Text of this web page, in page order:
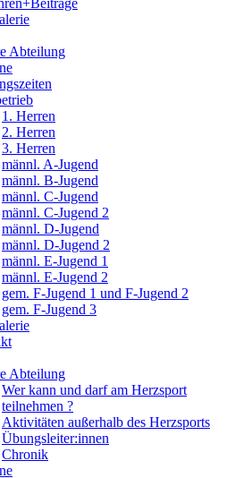
Abteilung
1. Herren
2. Herren
3. Herren
männl. A-Jugend
männl. B-Jugend
männl. C-Jugend
männl. C-Jugend 2
männl. D-Jugend
männl. D-Jugend 2
männl. E-Jugend 1
männl. E-Jugend 2
gem. F-Jugend 1 und F-Jugend 2
gem. F-Jugend 3
Abteilung
Wer kann und darf am Herzsport
teilnehmen ?
Aktivitäten außerhalb des Herzsports
Übungsleiter:innen
Chronik